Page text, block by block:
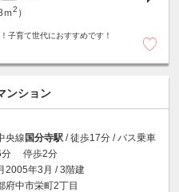
2 ）
子育て世代におすすめです！
ンション
央線国分寺駅 / 徒歩17分 / バス乗車
分 停歩2分
2005年3月 / 3階建
府中市栄町2丁目